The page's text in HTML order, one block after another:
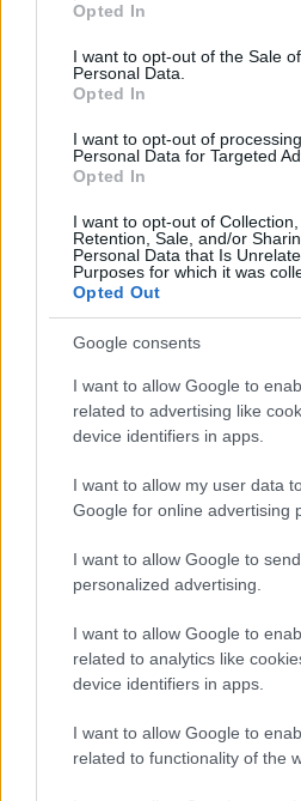
use your data for below specified
consent section.
Opted In
I want to opt-out of the Sale
Personal Data.
Opted In
I want to opt-out of
Personal Data for Targeted
Opted In
I want to opt-out of Collection,
Retention, Sale, and/or
Personal Data that Is
Purposes for which it was
Opted Out
Google consents
I want to allow Google to
related to advertising like
device identifiers in apps.
I want to allow my user data
Google for online advertising
I want to allow Google to
personalized advertising.
I want to allow Google to
related to analytics like
device identifiers in apps.
I want to allow Google to
related to functionality of the
AUTORE
AiAdhubMedia
Continua a leggere